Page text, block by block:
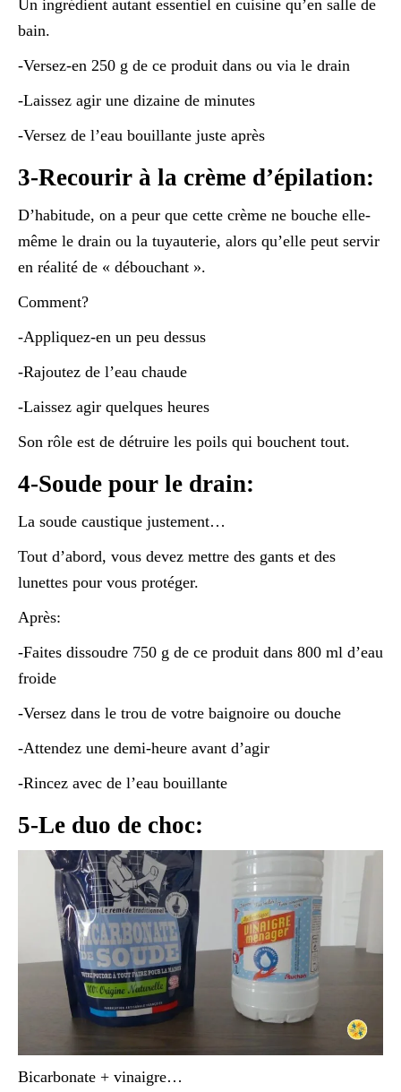
Un ingrédient autant essentiel en cuisine qu’en salle de
bain.
-Versez-en 250 g de ce produit dans ou via le drain
-Laissez agir une dizaine de minutes
-Versez de l’eau bouillante juste après
3-Recourir à la crème d’épilation:
D’habitude, on a peur que cette crème ne bouche elle-
même le drain ou la tuyauterie, alors qu’elle peut servir
en réalité de « débouchant ».
Comment?
-Appliquez-en un peu dessus
-Rajoutez de l’eau chaude
-Laissez agir quelques heures
Son rôle est de détruire les poils qui bouchent tout.
4-Soude pour le drain:
La soude caustique justement…
Tout d’abord, vous devez mettre des gants et des
lunettes pour vous protéger.
Après:
-Faites dissoudre 750 g de ce produit dans 800 ml d’eau
froide
-Versez dans le trou de votre baignoire ou douche
-Attendez une demi-heure avant d’agir
-Rincez avec de l’eau bouillante
5-Le duo de choc:
Bicarbonate + vinaigre…